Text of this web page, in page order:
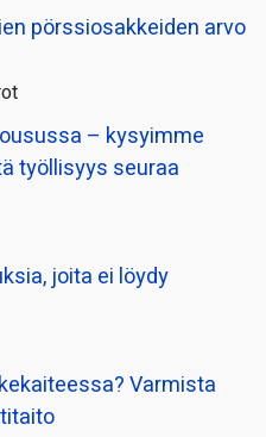
pörssi­osakkeiden arvo
– kysyimme
työllisyys seuraa
joita ei löydy
Varmista